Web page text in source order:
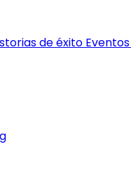
de éxito Eventos